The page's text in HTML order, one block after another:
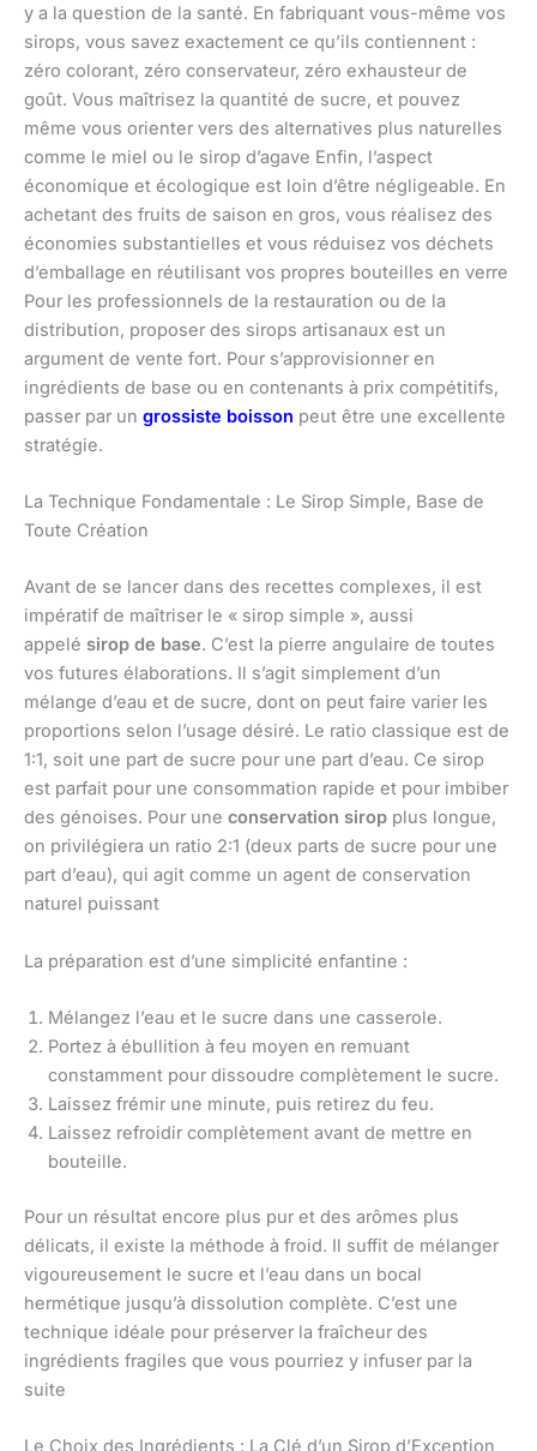
y a la question de la santé. En fabriquant vous-même vos
sirops, vous savez exactement ce qu’ils contiennent :
zéro colorant, zéro conservateur, zéro exhausteur de
goût. Vous maîtrisez la quantité de sucre, et pouvez
même vous orienter vers des alternatives plus naturelles
comme le miel ou le sirop d’agave Enfin, l’aspect
économique et écologique est loin d’être négligeable. En
achetant des fruits de saison en gros, vous réalisez des
économies substantielles et vous réduisez vos déchets
d’emballage en réutilisant vos propres bouteilles en verre
Pour les professionnels de la restauration ou de la
distribution, proposer des sirops artisanaux est un
argument de vente fort. Pour s’approvisionner en
ingrédients de base ou en contenants à prix compétitifs,
passer par un grossiste boisson peut être une excellente
stratégie.
La Technique Fondamentale : Le Sirop Simple, Base de
Toute Création
Avant de se lancer dans des recettes complexes, il est
impératif de maîtriser le « sirop simple », aussi
appelé sirop de base. C’est la pierre angulaire de toutes
vos futures élaborations. Il s’agit simplement d’un
mélange d’eau et de sucre, dont on peut faire varier les
proportions selon l’usage désiré. Le ratio classique est de
1:1, soit une part de sucre pour une part d’eau. Ce sirop
est parfait pour une consommation rapide et pour imbiber
des génoises. Pour une conservation sirop plus longue,
on privilégiera un ratio 2:1 (deux parts de sucre pour une
part d’eau), qui agit comme un agent de conservation
naturel puissant
La préparation est d’une simplicité enfantine :
Mélangez l’eau et le sucre dans une casserole.
Portez à ébullition à feu moyen en remuant
constamment pour dissoudre complètement le sucre.
Laissez frémir une minute, puis retirez du feu.
Laissez refroidir complètement avant de mettre en
bouteille.
Pour un résultat encore plus pur et des arômes plus
délicats, il existe la méthode à froid. Il suffit de mélanger
vigoureusement le sucre et l’eau dans un bocal
hermétique jusqu’à dissolution complète. C’est une
technique idéale pour préserver la fraîcheur des
ingrédients fragiles que vous pourriez y infuser par la
suite
Le Choix des Ingrédients : La Clé d’un Sirop d’Exception